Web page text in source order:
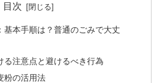
目次
基本手順は？普通のごみで大丈
る注意点と避けるべき行為
粉の活用法